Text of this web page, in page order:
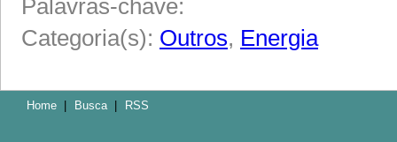
Palavras-chave:
Categoria(s): Outros, Energia
Home Busca RSS